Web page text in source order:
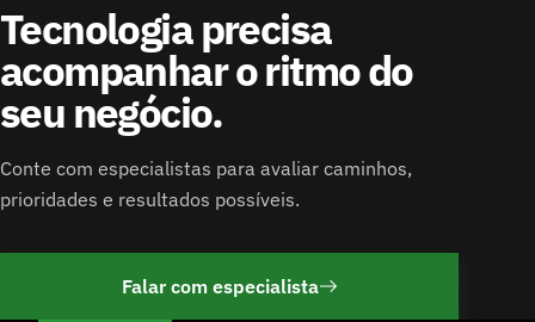
Tecnologia precisa
acompanhar o ritmo do
seu negócio.
Conte com especialistas para avaliar caminhos,
prioridades e resultados possíveis.
Falar com especialista